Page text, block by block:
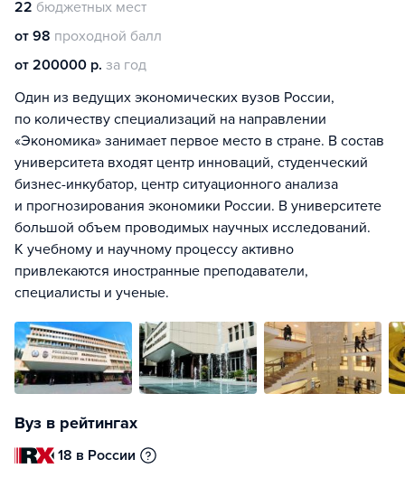
22 бюджетных мест
от 98 проходной балл
от 200000 р. за год
Один из ведущих экономических вузов России,
по количеству специализаций на направлении
«Экономика» занимает первое место в стране. В состав
университета входят центр инноваций, студенческий
бизнес-инкубатор, центр ситуационного анализа
и прогнозирования экономики России. В университете
большой объем проводимых научных исследований.
К учебному и научному процессу активно
привлекаются иностранные преподаватели,
специалисты и ученые.
Вуз в рейтингах
18 в России